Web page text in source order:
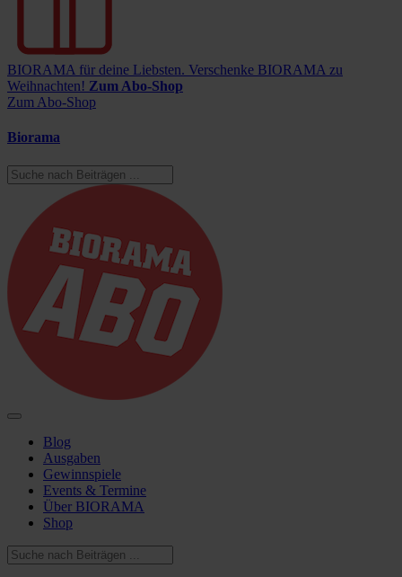
BIORAMA für deine Liebsten. Verschenke BIORAMA zu
Weihnachten! Zum Abo-Shop
Zum Abo-Shop
Biorama
Blog
Ausgaben
Gewinnspiele
Events & Termine
Über BIORAMA
Shop